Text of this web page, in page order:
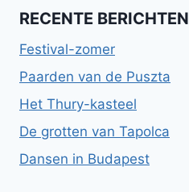
RECENTE BERICHTEN
Festival-zomer
Paarden van de Puszta
Het Thury-kasteel
De grotten van Tapolca
Dansen in Budapest